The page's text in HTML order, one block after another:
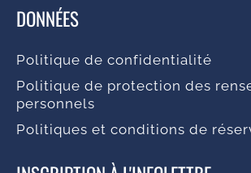
DONNÉES
Politique de confidentialité
Politique de protection des
personnels
Politiques et conditions de